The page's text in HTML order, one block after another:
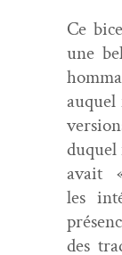
Ce
une
auquel
duquel
avait
les
des